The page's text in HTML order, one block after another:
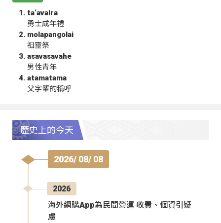
ta‘avalra
勇士成年禮
molapangolai
祖靈祭
asavasavahe
男性青年
atamatama
父字輩的稱呼
歷史上的今天
2026/ 08/ 08
2026
海外網購App為民間營運 收費、個資引疑
慮